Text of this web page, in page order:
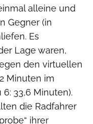
alleine und
Gegner (in
Es
Lage waren,
den virtuellen
Minuten im
33,6 Minuten).
die Radfahrer
ihrer